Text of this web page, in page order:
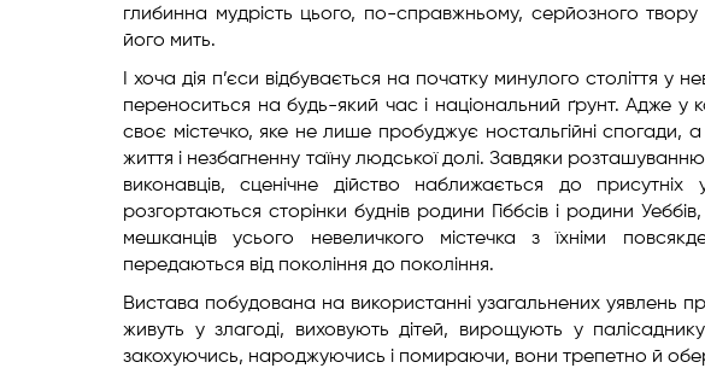
глибинна мудрість цього, по-справжньому, серйозного
його мить.
І хоча дія п’єси відбувається на початку минулого століття у
переноситься на будь-який час і національний ґрунт. Адже
своє містечко, яке не лише пробуджує ностальгійні спогади,
життя і незбагненну таїну людської долі. Завдяки
виконавців, сценічне дійство наближається до
розгортаються сторінки буднів родини Гіббсів і родини
мешканців усього невеличкого містечка з їхніми
передаються від покоління до покоління.
Вистава побудована на використанні узагальнених уявлень
живуть у злагоді, виховують дітей, вирощують у
закохуючись, народжуючись і помираючи, вони трепетно й